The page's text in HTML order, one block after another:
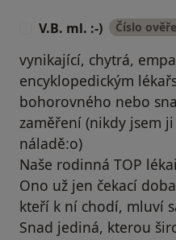
V.B. ml. :-) Číslo
vynikající, chytrá,
encyklopedickým
bohorovného nebo
zaměření (nikdy jsem
náladě:o)
Naše rodinná TOP
Ono už jen čekací
kteří k ní chodí, mluví
Snad jediná, kterou